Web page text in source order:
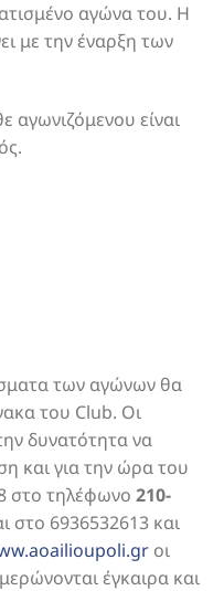
αγώνα του. Η
με την έναρξη των
αγωνιζόμενου είναι
των αγώνων θα
του Club. Οι
δυνατότητα να
και για την ώρα του
στο τηλέφωνο 210-
στο 6936532613 και
οι
έγκαιρα και